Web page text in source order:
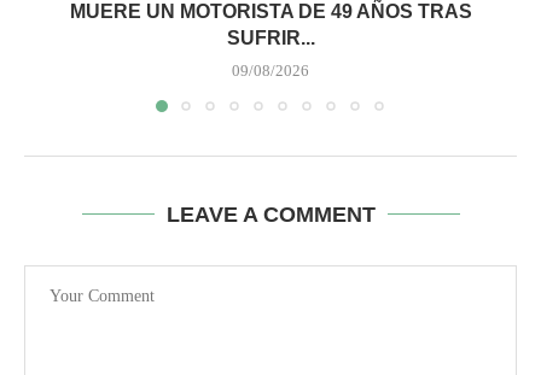
MUERE UN MOTORISTA DE 49 AÑOS TRAS
SUFRIR...
09/08/2026
LEAVE A COMMENT